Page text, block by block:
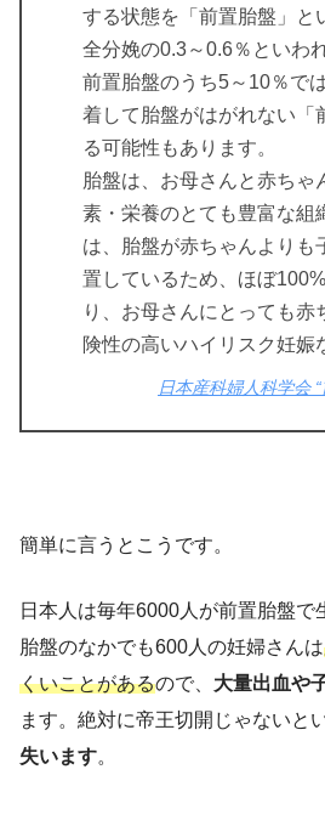
する状態を「前置胎盤」と
全分娩の0.3～0.6％といわ
前置胎盤のうち5～10％で
着して胎盤がはがれない「
る可能性もあります。
胎盤は、お母さんと赤ちゃ
素・栄養のとても豊富な組
は、胎盤が赤ちゃんよりも
置しているため、ほぼ
り、お母さんにとっても赤
険性の高いハイリスク妊娠
日本産科婦人科学会
簡単に言うとこうです。
日本人は毎年6000人が前置胎盤で
胎盤のなかでも600人の妊婦さんは
くいことがあるので、 大量出血や
ます。絶対に帝王切開じゃないと
失います。